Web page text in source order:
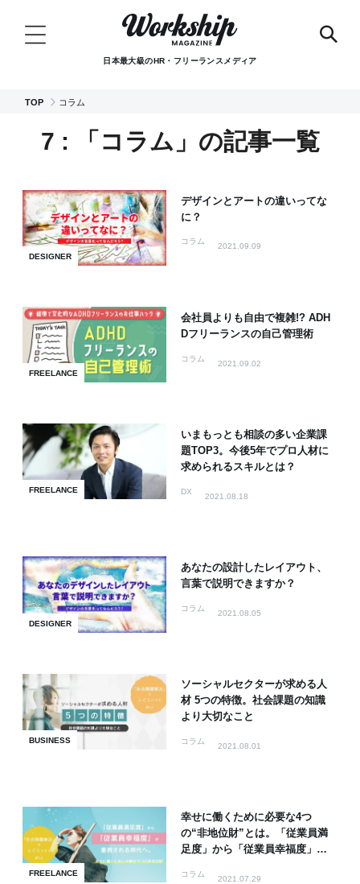
日本最大級のHR・フリーランスメディア
TOP コラム
7 : 「コラム」の記事一覧
DESIGNER
デザインとアートの違いってな
に？
コラム
2021.09.09
FREELANCE
会社員よりも自由で複雑!? ADH
Dフリーランスの自己管理術
コラム
2021.09.02
FREELANCE
いまもっとも相談の多い企業課
題TOP3。今後5年でプロ人材に
求められるスキルとは？
DX
2021.08.18
DESIGNER
あなたの設計したレイアウト、
言葉で説明できますか？
コラム
2021.08.05
BUSINESS
ソーシャルセクターが求める人
材 5つの特徴。社会課題の知識
より大切なこと
コラム
2021.08.01
FREELANCE
幸せに働くために必要な4つ
の“非地位財”とは。「従業員満
足度」から「従業員幸福度」が
コラム
2021.07.29